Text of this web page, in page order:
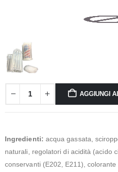
AGGIUNGI
Ingredienti: acqua gassata,
naturali, regolatori di acidità (acido
conservanti (E202, E211), colorante